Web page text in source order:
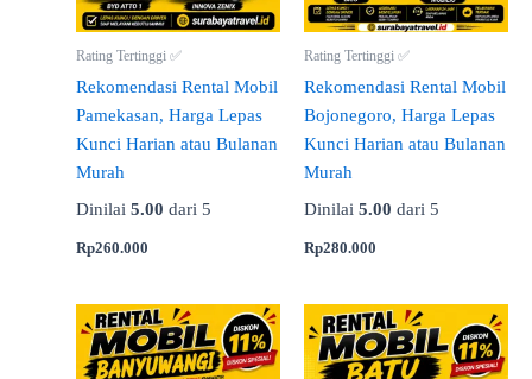
Rating Tertinggi ✅
Rekomendasi Rental Mobil
Pamekasan, Harga Lepas
Kunci Harian atau Bulanan
Murah
Dinilai 5.00 dari 5
Rp260.000
Rating Tertinggi ✅
Rekomendasi Rental Mobil
Bojonegoro, Harga Lepas
Kunci Harian atau Bulanan
Murah
Dinilai 5.00 dari 5
Rp280.000